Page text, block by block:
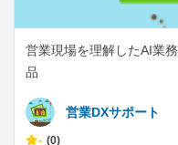
営業現場を理解したAI業
品
営業DXサポート
- (0)